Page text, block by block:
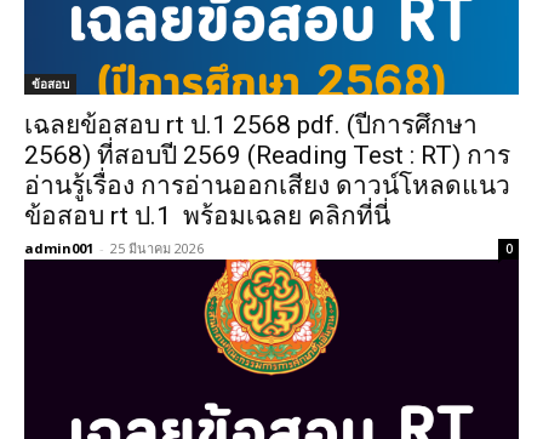
ข้อสอบ
เฉลยข้อสอบ rt ป.1 2568 pdf. (ปีการศึกษา
2568) ที่สอบปี 2569 (Reading Test : RT) การ
อ่านรู้เรื่อง การอ่านออกเสียง ดาวน์โหลดแนว
ข้อสอบ rt ป.1 พร้อมเฉลย คลิกที่นี่
admin001 - 25 มีนาคม 2026 0